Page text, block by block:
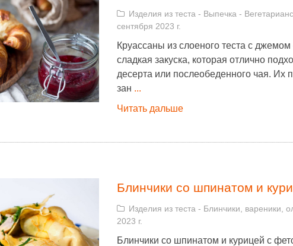
Изделия из теста - Выпечка -
сентября 2023 г.
Круассаны из слоеного теста с джемом
сладкая закуска, которая отлично
десерта или послеобеденного чая. Их
зан ...
Читать дальше
Блинчики со шпинатом и
Изделия из теста - Блинчики, вареники,
2023 г.
Блинчики со шпинатом и курицей с